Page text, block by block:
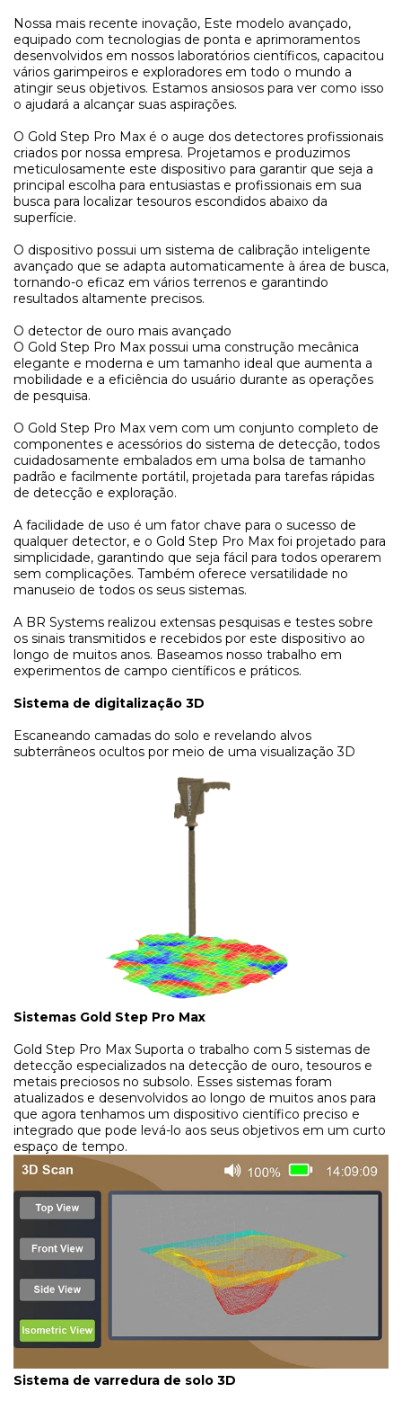
Nossa mais recente inovação, Este modelo avançado,
equipado com tecnologias de ponta e aprimoramentos
desenvolvidos em nossos laboratórios científicos, capacitou
vários garimpeiros e exploradores em todo o mundo a
atingir seus objetivos. Estamos ansiosos para ver como isso
o ajudará a alcançar suas aspirações.
O Gold Step Pro Max é o auge dos detectores profissionais
criados por nossa empresa. Projetamos e produzimos
meticulosamente este dispositivo para garantir que seja a
principal escolha para entusiastas e profissionais em sua
busca para localizar tesouros escondidos abaixo da
superfície.
O dispositivo possui um sistema de calibração inteligente
avançado que se adapta automaticamente à área de busca,
tornando-o eficaz em vários terrenos e garantindo
resultados altamente precisos.
O detector de ouro mais avançado
O Gold Step Pro Max possui uma construção mecânica
elegante e moderna e um tamanho ideal que aumenta a
mobilidade e a eficiência do usuário durante as operações
de pesquisa.
O Gold Step Pro Max vem com um conjunto completo de
componentes e acessórios do sistema de detecção, todos
cuidadosamente embalados em uma bolsa de tamanho
padrão e facilmente portátil, projetada para tarefas rápidas
de detecção e exploração.
A facilidade de uso é um fator chave para o sucesso de
qualquer detector, e o Gold Step Pro Max foi projetado para
simplicidade, garantindo que seja fácil para todos operarem
sem complicações. Também oferece versatilidade no
manuseio de todos os seus sistemas.
A BR Systems realizou extensas pesquisas e testes sobre
os sinais transmitidos e recebidos por este dispositivo ao
longo de muitos anos. Baseamos nosso trabalho em
experimentos de campo científicos e práticos.
Sistema de digitalização 3D
Escaneando camadas do solo e revelando alvos
subterrâneos ocultos por meio de uma visualização 3D
Sistemas Gold Step Pro Max
Gold Step Pro Max Suporta o trabalho com 5 sistemas de
detecção especializados na detecção de ouro, tesouros e
metais preciosos no subsolo. Esses sistemas foram
atualizados e desenvolvidos ao longo de muitos anos para
que agora tenhamos um dispositivo científico preciso e
integrado que pode levá-lo aos seus objetivos em um curto
espaço de tempo.
Sistema de varredura de solo 3D